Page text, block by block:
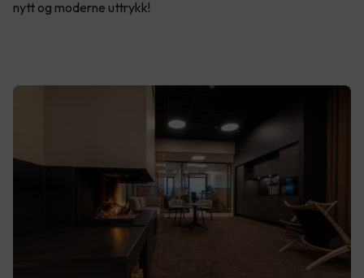
nytt og moderne uttrykk!